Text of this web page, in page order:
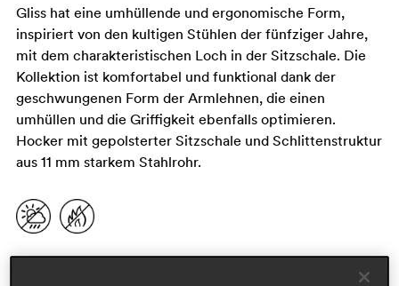
Gliss hat eine umhüllende und ergonomische Form,
inspiriert von den kultigen Stühlen der fünfziger Jahre,
mit dem charakteristischen Loch in der Sitzschale. Die
Kollektion ist komfortabel und funktional dank der
geschwungenen Form der Armlehnen, die einen
umhüllen und die Griffigkeit ebenfalls optimieren.
Hocker mit gepolsterter Sitzschale und Schlittenstruktur
aus 11 mm starkem Stahlrohr.